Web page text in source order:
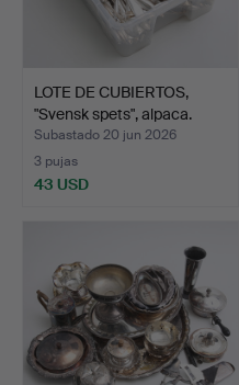
LOTE DE CUBIERTOS,
"Svensk spets", alpaca.
Subastado 20 jun 2026
3 pujas
43 USD